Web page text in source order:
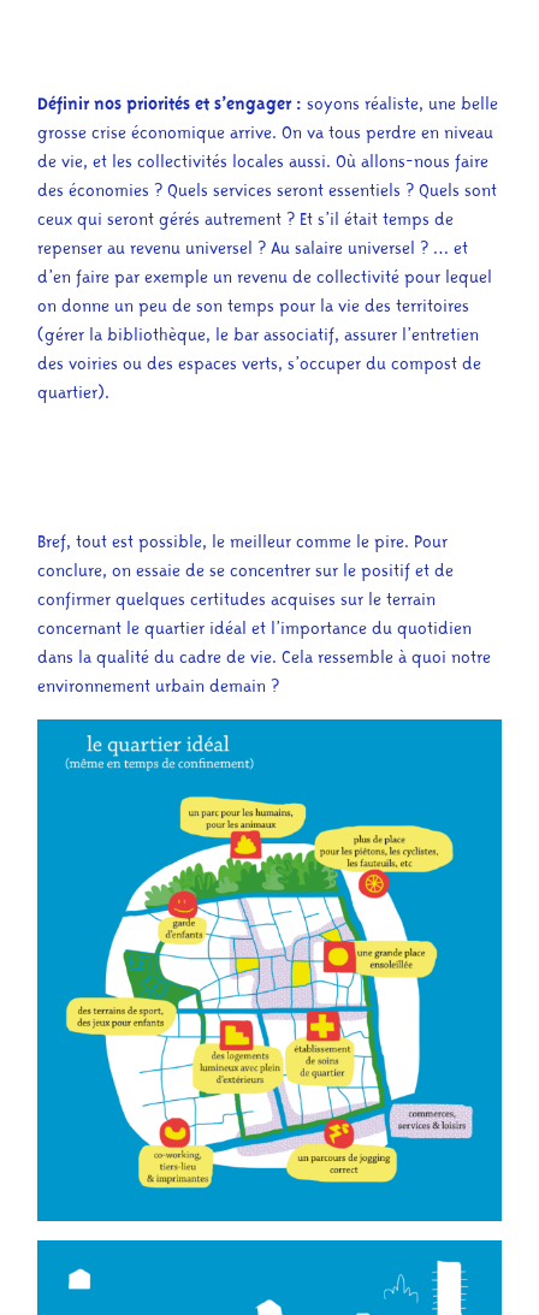
Définir nos priorités et s’engager : soyons réaliste, une belle
grosse crise économique arrive. On va tous perdre en niveau
de vie, et les collectivités locales aussi. Où allons-nous faire
des économies ? Quels services seront essentiels ? Quels sont
ceux qui seront gérés autrement ? Et s’il était temps de
repenser au revenu universel ? Au salaire universel ? … et
d’en faire par exemple un revenu de collectivité pour lequel
on donne un peu de son temps pour la vie des territoires
(gérer la bibliothèque, le bar associatif, assurer l’entretien
des voiries ou des espaces verts, s’occuper du compost de
quartier).
Bref, tout est possible, le meilleur comme le pire. Pour
conclure, on essaie de se concentrer sur le positif et de
confirmer quelques certitudes acquises sur le terrain
concernant le quartier idéal et l’importance du quotidien
dans la qualité du cadre de vie. Cela ressemble à quoi notre
environnement urbain demain ?